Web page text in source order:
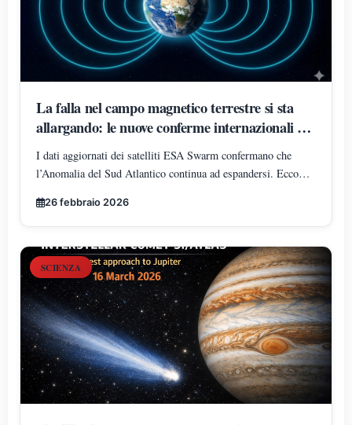
La falla nel campo magnetico terrestre si sta
allargando: le nuove conferme internazionali del
2026
I dati aggiornati dei satelliti ESA Swarm confermano che
l’Anomalia del Sud Atlantico continua ad espandersi. Ecco
26 febbraio 2026
SCIENZA